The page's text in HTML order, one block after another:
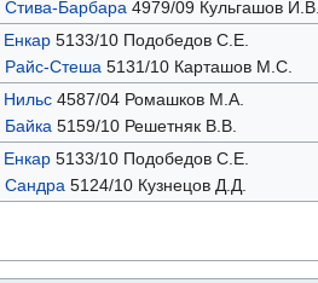
Стива-Барбара 4979/09 Кульгашов И.В.
Енкар5133/10 Подобедов С.Е.
Райс-Стеша 5131/10 Карташов М.С.
Нильс4587/04 Ромашков М.А.
Байка 5159/10 Решетняк В.В.
Енкар5133/10 Подобедов С.Е.
Сандра 5124/10 Кузнецов Д.Д.